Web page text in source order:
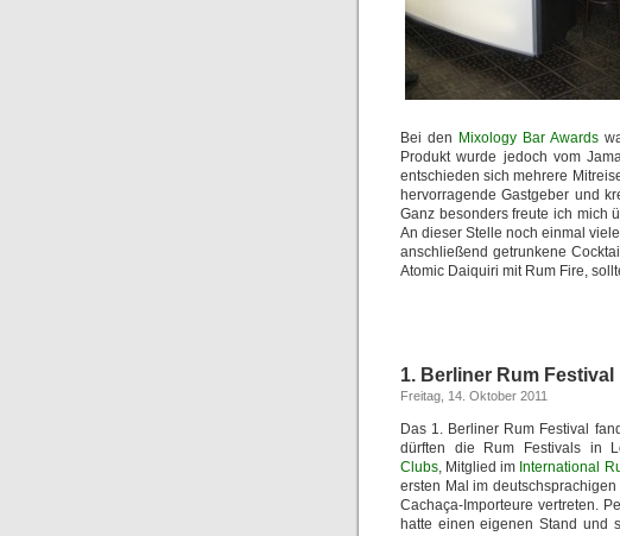
Bei den Mixology Bar Awards
Produkt wurde jedoch vom
entschieden sich mehrere
hervorragende Gastgeber und
Ganz besonders freute ich mich
An dieser Stelle noch einmal
anschließend getrunkene
Atomic Daiquiri mit Rum Fire,
1. Berliner Rum Festival
Freitag, 14. Oktober 2011
Das 1. Berliner Rum Festival
dürften die Rum Festivals in
Clubs, Mitglied im International
ersten Mal im
Cachaça-Importeure vertreten.
hatte einen eigenen Stand und